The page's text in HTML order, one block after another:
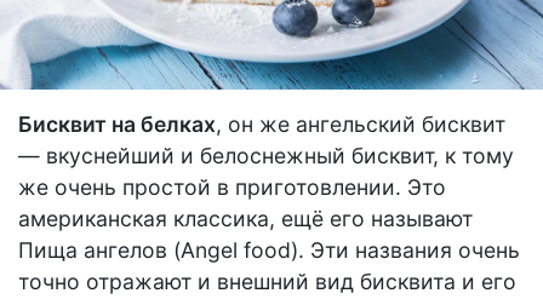
Бисквит на белках, он же ангельский бисквит
— вкуснейший и белоснежный бисквит, к тому
же очень простой в приготовлении. Это
американская классика, ещё его называют
Пища ангелов (Angel food). Эти названия очень
точно отражают и внешний вид бисквита и его